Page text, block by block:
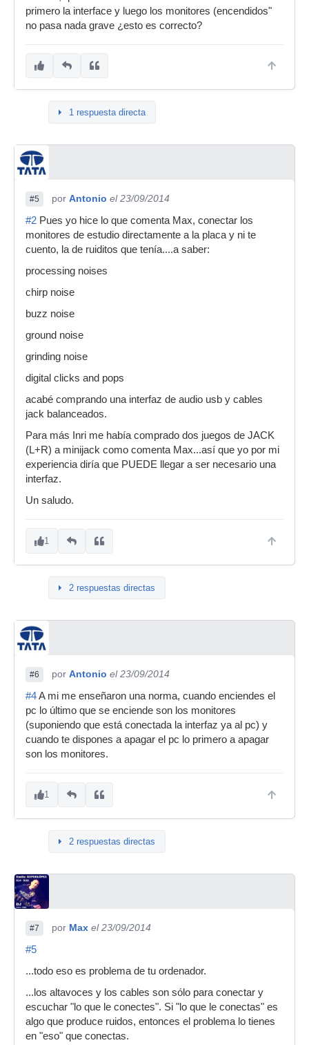
primero la interface y luego los monitores (encendidos"
no pasa nada grave ¿esto es correcto?
1 respuesta directa
#5 por Antonio el 23/09/2014
#2 Pues yo hice lo que comenta Max, conectar los
monitores de estudio directamente a la placa y ni te
cuento, la de ruiditos que tenía....a saber:
processing noises
chirp noise
buzz noise
ground noise
grinding noise
digital clicks and pops
acabé comprando una interfaz de audio usb y cables
jack balanceados.
Para más Inri me había comprado dos juegos de JACK
(L+R) a minijack como comenta Max...así que yo por mi
experiencia diría que PUEDE llegar a ser necesario una
interfaz.
Un saludo.
1
2 respuestas directas
#6 por Antonio el 23/09/2014
#4A mi me enseñaron una norma, cuando enciendes el
pc lo último que se enciende son los monitores
(suponiendo que está conectada la interfaz ya al pc) y
cuando te dispones a apagar el pc lo primero a apagar
son los monitores.
1
2 respuestas directas
#7 por Max el 23/09/2014
#5
...todo eso es problema de tu ordenador.
...los altavoces y los cables son sólo para conectar y
escuchar "lo que le conectes". Si "lo que le conectas" es
algo que produce ruidos, entonces el problema lo tienes
en "eso" que conectas.